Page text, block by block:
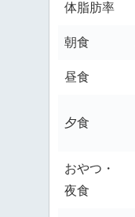
体脂肪率
朝食
昼食
夕食
おやつ・
夜食